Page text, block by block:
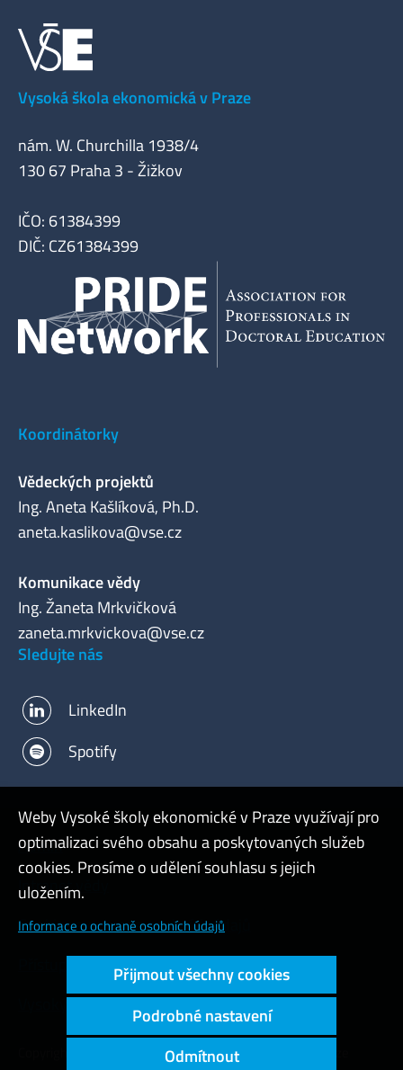
Vysoká škola ekonomická v Praze
nám. W. Churchilla 1938/4
130 67 Praha 3 - Žižkov
IČO: 61384399
DIČ: CZ61384399
Koordinátorky
Vědeckých projektů
Ing. Aneta Kašlíková, Ph.D.
aneta.kaslikova@vse.cz
Komunikace vědy
Ing. Žaneta Mrkvičková
zaneta.mrkvickova@vse.cz
Sledujte nás
LinkedIn
Spotify
Admin
Intranet vědy
Cookies a ochrana osobních údajů
Přístupnost webu
Vysoký kontrast
Copyright © 2000 - 2026 Vysoká škola ekonomická v Praze
Weby Vysoké školy ekonomické v Praze využívají pro
optimalizaci svého obsahu a poskytovaných služeb
cookies. Prosíme o udělení souhlasu s jejich
uložením.
Informace o ochraně osobních údajů
Přijmout všechny cookies
Podrobné nastavení
Odmítnout